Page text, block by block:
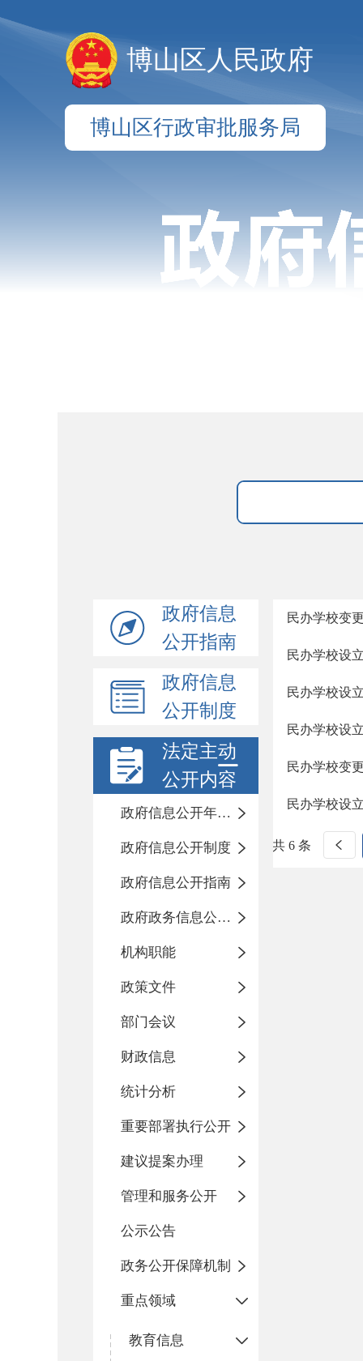
博山区人民政府
博山区行政审批服务局
政府信息
公开指南
政府信息
公开制度
法定主动
公开内容
政府信息公开年度报告
政府信息公开制度
政府信息公开指南
政府政务信息公开目录
机构职能
政策文件
部门会议
财政信息
统计分析
重要部署执行公开
建议提案办理
管理和服务公开
公示公告
政务公开保障机制
重点领域
教育信息
民办学校变
民办学校设
民办学校设
民办学校设
民办学校变
民办学校设
共 6 条